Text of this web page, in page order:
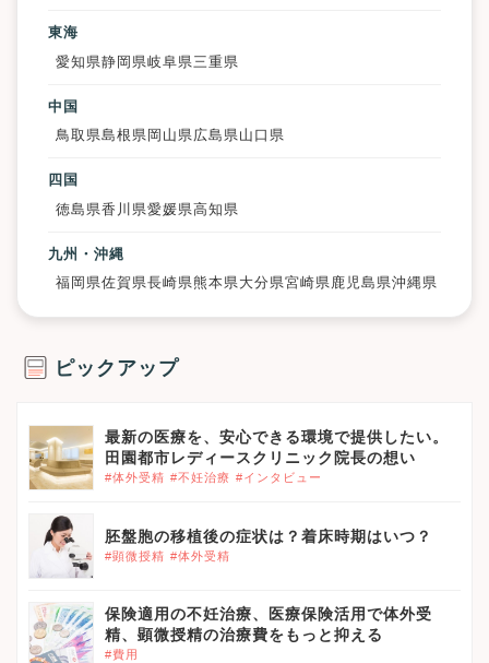
東海
愛知県静岡県岐阜県 三重県
中国
鳥取県島根県 岡山県広島県山口県
四国
徳島県香川県愛媛県高知県
九州・沖縄
福岡県佐賀県長崎県熊本県大分県宮崎県鹿児島県沖縄県
ピックアップ
最新の医療を、安心できる環境で提供したい。
田園都市レディースクリニック院長の想い
#体外受精 #不妊治療 #インタビュー
胚盤胞の移植後の症状は？着床時期はいつ？
#顕微授精 #体外受精
保険適用の不妊治療、医療保険活用で体外受
精、顕微授精の治療費をもっと抑える
#費用